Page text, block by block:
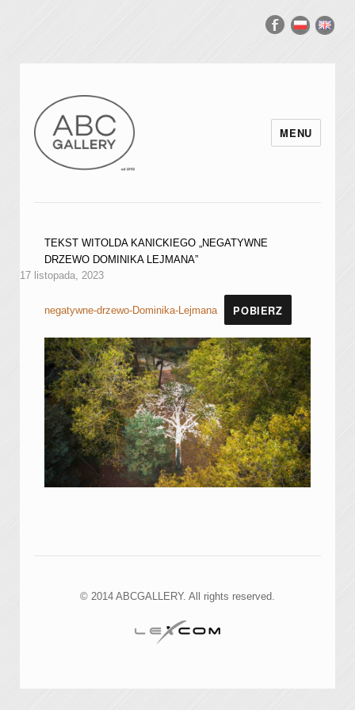
MENU
TEKST WITOLDA KANICKIEGO „NEGATYWNE
DRZEWO DOMINIKA LEJMANA”
17 listopada, 2023
negatywne-drzewo-Dominika-Lejmana POBIERZ
© 2014 ABCGALLERY. All rights reserved.